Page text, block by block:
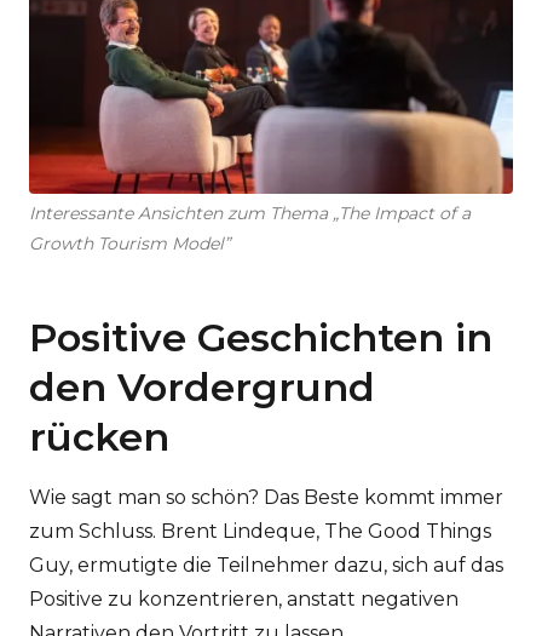
Interessante Ansichten zum Thema „The Impact of a
Growth Tourism Model”
Positive Geschichten in
den Vordergrund
rücken
Wie sagt man so schön? Das Beste kommt immer
zum Schluss. Brent Lindeque, The Good Things
Guy, ermutigte die Teilnehmer dazu, sich auf das
Positive zu konzentrieren, anstatt negativen